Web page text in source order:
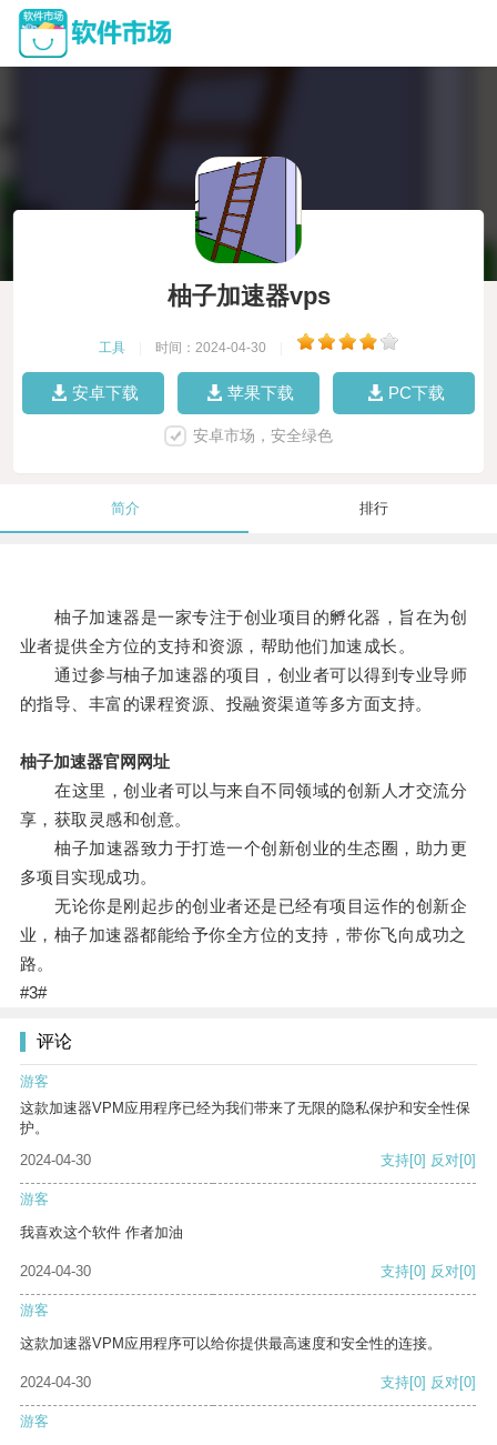
柚子加速器vps
工具 时间：2024-04-30
安卓下载 苹果下载 PC下载
安卓市场，安全绿色
简介 排行
柚子加速器是一家专注于创业项目的孵化器，旨在为创
业者提供全方位的支持和资源，帮助他们加速成长。
通过参与柚子加速器的项目，创业者可以得到专业导师
的指导、丰富的课程资源、投融资渠道等多方面支持。
柚子加速器官网网址
在这里，创业者可以与来自不同领域的创新人才交流分
享，获取灵感和创意。
柚子加速器致力于打造一个创新创业的生态圈，助力更
多项目实现成功。
无论你是刚起步的创业者还是已经有项目运作的创新企
业，柚子加速器都能给予你全方位的支持，带你飞向成功之
路。
#3#
评论
游客
这款加速器VPM应用程序已经为我们带来了无限的隐私保护和安全性保
护。
2024-04-30
支持[0] 反对[0]
游客
我喜欢这个软件 作者加油
2024-04-30 支持[0] 反对[0]
游客
这款加速器VPM应用程序可以给你提供最高速度和安全性的连接。
2024-04-30 支持[0] 反对[0]
游客